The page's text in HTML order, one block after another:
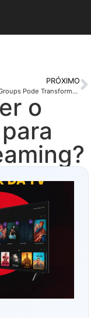
PRÓXIMO
Como o My Groups Pode Transformar Seu Gerenciamento de WhatsApp
o